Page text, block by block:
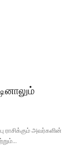
ராசிக்கும் அவர்களின்